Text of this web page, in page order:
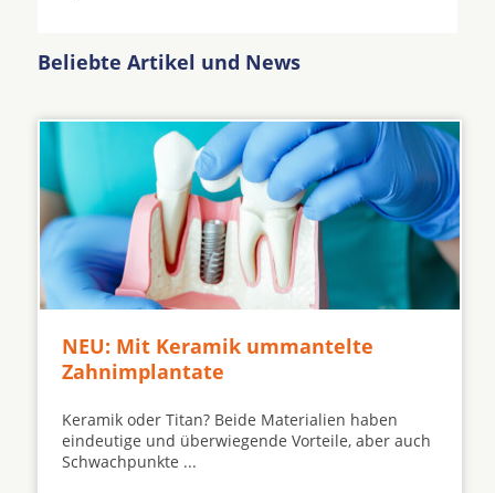
Beliebte Artikel und News
NEU: Mit Keramik ummantelte
Zahnimplantate
Keramik oder Titan? Beide Materialien haben
eindeutige und überwiegende Vorteile, aber auch
Schwachpunkte ...